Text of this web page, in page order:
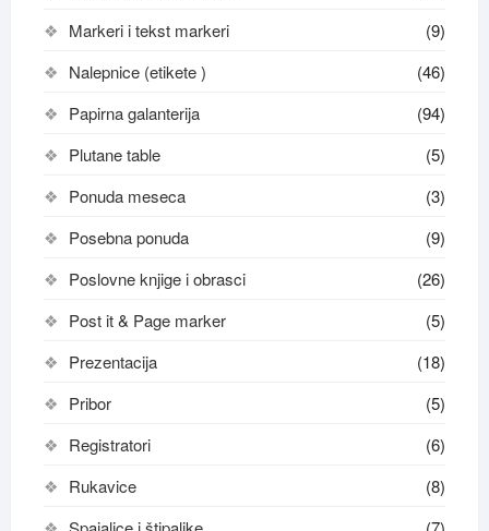
Markeri i tekst markeri
(9)
Nalepnice (etikete )
(46)
Papirna galanterija
(94)
Plutane table
(5)
Ponuda meseca
(3)
Posebna ponuda
(9)
Poslovne knjige i obrasci
(26)
Post it & Page marker
(5)
Prezentacija
(18)
Pribor
(5)
Registratori
(6)
Rukavice
(8)